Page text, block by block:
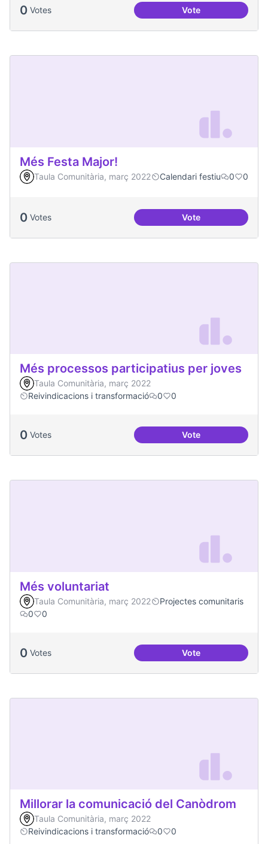
0 Votes VoteMalestar
Més Festa Major!
Taula Comunitària, març 2022 Calendari festiu 0 0
0 Votes VoteMés Festa Major!
Més processos participatius per joves
Taula Comunitària, març 2022
Reivindicacions i transformació
0 0
0 Votes VoteMés processos
Més voluntariat
Taula Comunitària, març 2022
Projectes comunitaris
0
0
0 Votes VoteMés voluntariat
Millorar la comunicació del Canòdrom
Taula Comunitària, març 2022
Reivindicacions i transformació
0 0